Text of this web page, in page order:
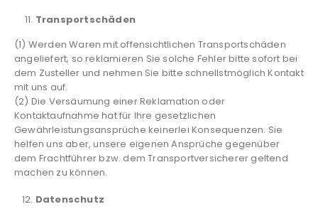
Transportschäden
(1) Werden Waren mit offensichtlichen Transportschäden
angeliefert, so reklamieren Sie solche Fehler bitte sofort bei
dem Zusteller und nehmen Sie bitte schnellstmöglich Kontakt
mit uns auf.
(2) Die Versäumung einer Reklamation oder
Kontaktaufnahme hat für Ihre gesetzlichen
Gewährleistungsansprüche keinerlei Konsequenzen. Sie
helfen uns aber, unsere eigenen Ansprüche gegenüber
dem Frachtführer bzw. dem Transportversicherer geltend
machen zu können.
Datenschutz